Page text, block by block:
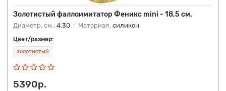
Золотистый фаллоимитатор Феникс mini - 18,5 см.
Диаметр, см.: 4.30 Материал: силикон
Цвет/размер:
золотистый
5390р.